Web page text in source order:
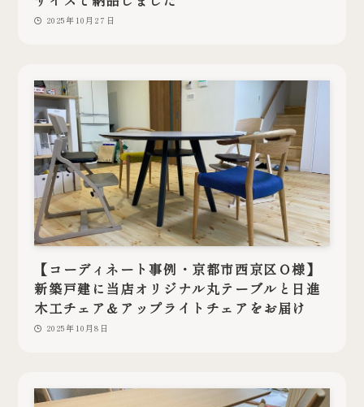
2025年10月27日
【コーディネート事例・京都市西京区Ｏ様】
新築戸建に当店オリジナル丸テーブルと日進
木工チェア＆アップライトチェアをお届け
2025年10月8日